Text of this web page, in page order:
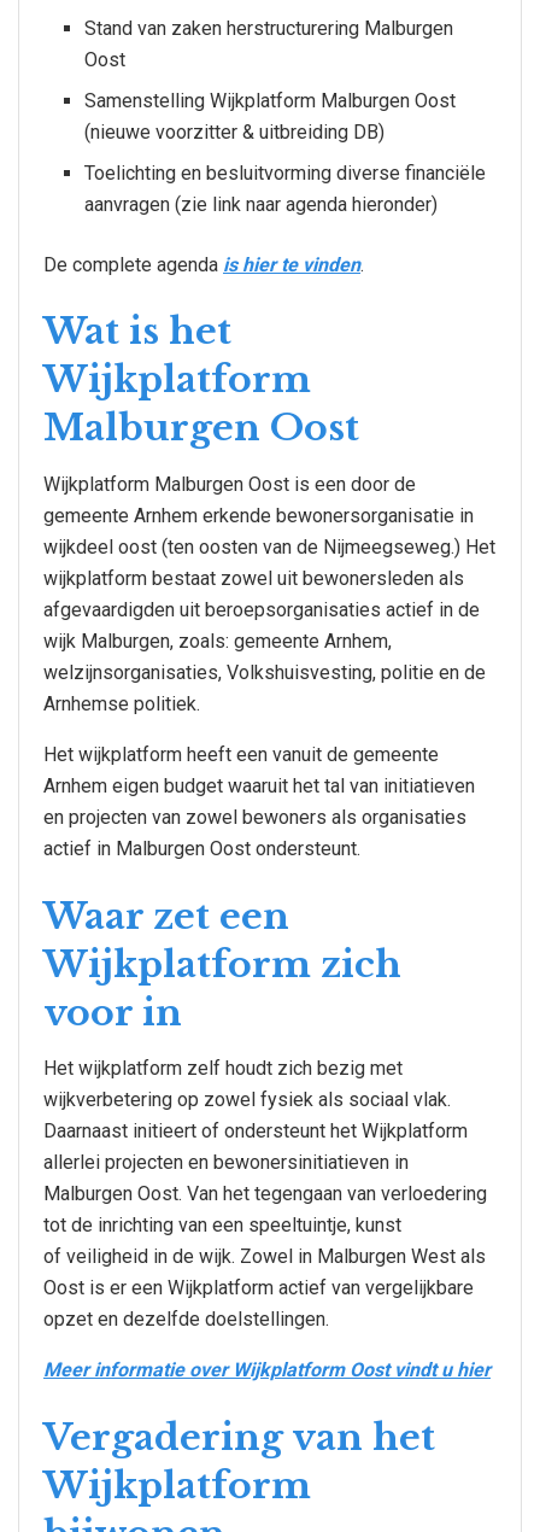
Stand van zaken herstructurering Malburgen
Oost
Samenstelling Wijkplatform Malburgen Oost
(nieuwe voorzitter & uitbreiding DB)
Toelichting en besluitvorming diverse financiële
aanvragen (zie link naar agenda hieronder)
De complete agenda is hier te vinden.
Wat is het
Wijkplatform
Malburgen Oost
Wijkplatform Malburgen Oost is een door de
gemeente Arnhem erkende bewonersorganisatie in
wijkdeel oost (ten oosten van de Nijmeegseweg.) Het
wijkplatform bestaat zowel uit bewonersleden als
afgevaardigden uit beroepsorganisaties actief in de
wijk Malburgen, zoals: gemeente Arnhem,
welzijnsorganisaties, Volkshuisvesting, politie en de
Arnhemse politiek.
Het wijkplatform heeft een vanuit de gemeente
Arnhem eigen budget waaruit het tal van initiatieven
en projecten van zowel bewoners als organisaties
actief in Malburgen Oost ondersteunt.
Waar zet een
Wijkplatform zich
voor in
Het wijkplatform zelf houdt zich bezig met
wijkverbetering op zowel fysiek als sociaal vlak.
Daarnaast initieert of ondersteunt het Wijkplatform
allerlei projecten en bewonersinitiatieven in
Malburgen Oost. Van het tegengaan van verloedering
tot de inrichting van een speeltuintje, kunst
of veiligheid in de wijk. Zowel in Malburgen West als
Oost is er een Wijkplatform actief van vergelijkbare
opzet en dezelfde doelstellingen.
Meer informatie over Wijkplatform Oost vindt u hier
Vergadering van het
Wijkplatform